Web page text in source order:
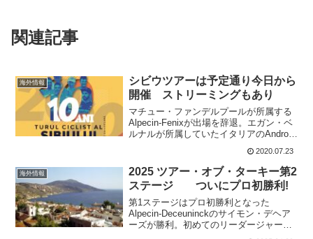
関連記事
海外情報
シビウツアーは予定通り今日から
開催 ストリーミングもあり
マチュー・ファンデルプールが所属する
Alpecin-Fenixが出場を辞退。エガン・ベ
ルナルが所属していたイタリアのAndroni
も出場をキャンセル。Androni G...
2020.07.23
海外情報
2025 ツアー・オブ・ターキー第2
ステージ ついにプロ初勝利!
第1ステージはプロ初勝利となった
Alpecin-Deceuninckのサイモン・デヘア
ーズが勝利。初めてのリーダージャージ
着用となった。Alpecin-Deceuninckは、